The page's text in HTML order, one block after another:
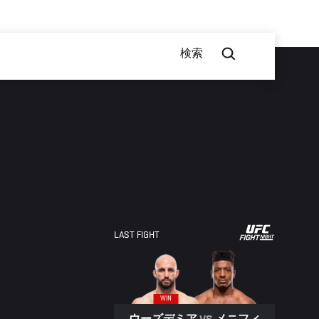
検索
LAST FIGHT
WIN